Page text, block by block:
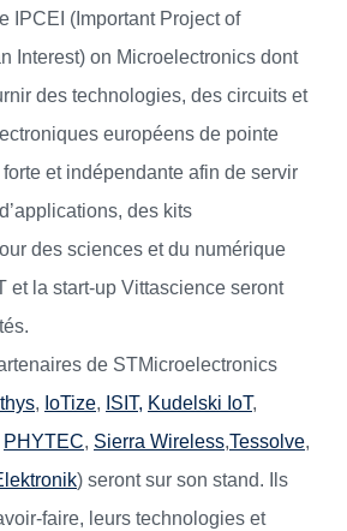
IPCEI (Important Project of
Interest) on Microelectronics dont
des technologies, des circuits et
européens de pointe
et indépendante afin de servir
des kits
des sciences et du numérique
et la start-up Vittascience seront
de STMicroelectronics
, IoTize, ISIT, Kudelski IoT,
PHYTEC, Sierra Wireless,Tessolve,
) seront sur son stand. Ils
faire, leurs technologies et